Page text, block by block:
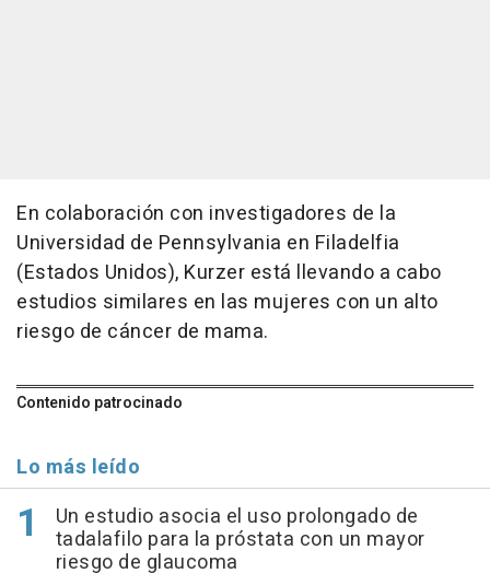
En colaboración con investigadores de la
Universidad de Pennsylvania en Filadelfia
(Estados Unidos), Kurzer está llevando a cabo
estudios similares en las mujeres con un alto
riesgo de cáncer de mama.
Contenido patrocinado
Lo más leído
Un estudio asocia el uso prolongado de
tadalafilo para la próstata con un mayor
riesgo de glaucoma